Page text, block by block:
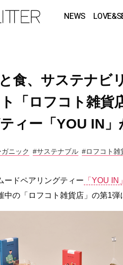
NEWS
食、サステナビ
「ロフコト雑貨
ィー「YOU IN」
ニック #サステナブル #ロフコト雑
ードペアリングティー 「YOU IN」
の「ロフコト雑貨店」の第1弾